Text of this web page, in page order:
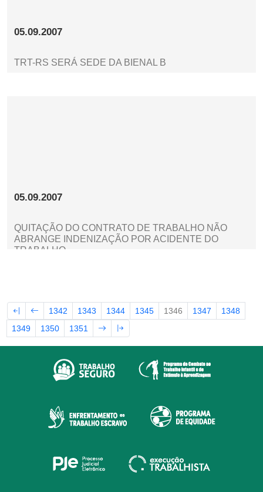
05.09.2007
TRT-RS SERÁ SEDE DA BIENAL B
05.09.2007
QUITAÇÃO DO CONTRATO DE TRABALHO NÃO
ABRANGE INDENIZAÇÃO POR ACIDENTE DO
TRABALHO
1342 1343 1344 1345 1346 1347
1348
1349
1350 1351